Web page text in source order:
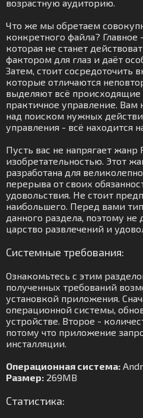
возрастную аудиторию.
Что же мы обретаем
конкретного файла?
которая не станет
фактором для глаз и даёт
Затем, стоит сосредоточить
которые отличаются
выделяют всё происходящие
практичное управление. Вам
над поиском нужных
управления - всё находится
Пусть вас не напрягает жанр
изобретательностью. Этот
разработана для
перерыва от своих
удовольствия. Не стоит
наибольшего. Перед вами
данного раздела, поэтому
царство развлечений и
Системные требования:
Ознакомьтесь с этим
полученных требований
установкой приложения.
операционной системы,
устройстве. Второе -
потому что приложение
инсталляции.
Операционная система:
Размер: 269MB
Статистика: